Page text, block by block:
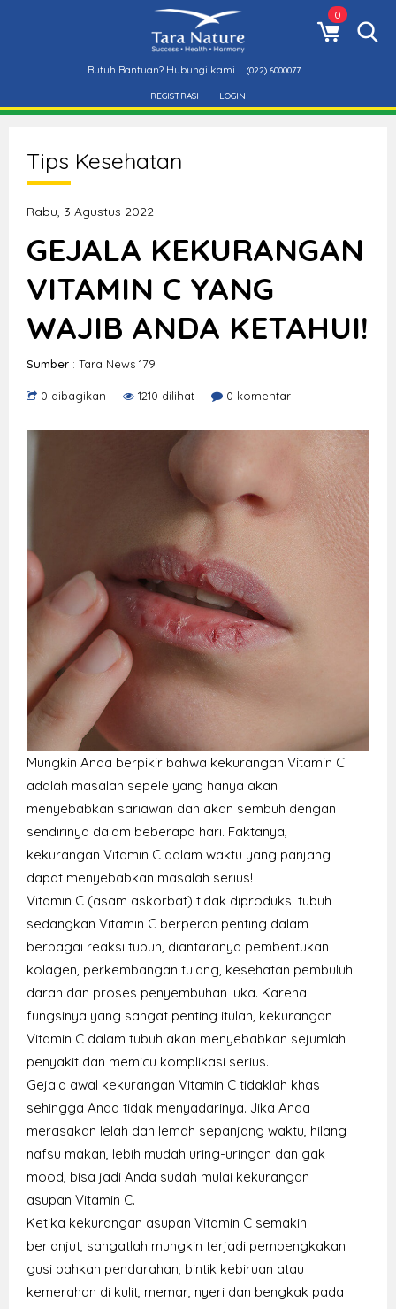
0
Butuh Bantuan? Hubungi kami (022) 6000077
REGISTRASI LOGIN
Tips Kesehatan
Rabu, 3 Agustus 2022
GEJALA KEKURANGAN
VITAMIN C YANG
WAJIB ANDA KETAHUI!
Sumber : Tara News 179
0 dibagikan 1210 dilihat 0 komentar
Mungkin Anda berpikir bahwa kekurangan Vitamin C
adalah masalah sepele yang hanya akan
menyebabkan sariawan dan akan sembuh dengan
sendirinya dalam beberapa hari. Faktanya,
kekurangan Vitamin C dalam waktu yang panjang
dapat menyebabkan masalah serius!
Vitamin C (asam askorbat) tidak diproduksi tubuh
sedangkan Vitamin C berperan penting dalam
berbagai reaksi tubuh, diantaranya pembentukan
kolagen, perkembangan tulang, kesehatan pembuluh
darah dan proses penyembuhan luka. Karena
fungsinya yang sangat penting itulah, kekurangan
Vitamin C dalam tubuh akan menyebabkan sejumlah
penyakit dan memicu komplikasi serius.
Gejala awal kekurangan Vitamin C tidaklah khas
sehingga Anda tidak menyadarinya. Jika Anda
merasakan lelah dan lemah sepanjang waktu, hilang
nafsu makan, lebih mudah uring-uringan dan gak
mood, bisa jadi Anda sudah mulai kekurangan
asupan Vitamin C.
Ketika kekurangan asupan Vitamin C semakin
berlanjut, sangatlah mungkin terjadi pembengkakan
gusi bahkan pendarahan, bintik kebiruan atau
kemerahan di kulit, memar, nyeri dan bengkak pada